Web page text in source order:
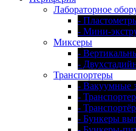
Лабораторное
-
- Мини-
Миксеры
-
-
Транспортеры
- Вакуумные
-
-
- Бункеры